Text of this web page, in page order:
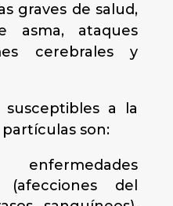
graves de salud,
asma, ataques
cerebrales y
susceptibles a la
son:
(afecciones del